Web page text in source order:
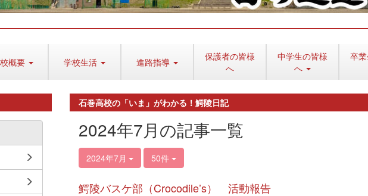
概要 学校生活 進路指導
保護者の皆様
へ
中学生の皆様
へ
卒
石巻高校の「いま」がわかる！鰐陵日記
2024年7月の記事一覧
2024年7月 50件
鰐陵バスケ部（Crocodile’s） 活動報告